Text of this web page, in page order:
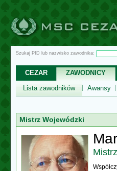
Szukaj PID lub nazwisko zawodnika:
CEZAR ZAWODNICY
Lista zawodników
Awansy
Mistrz Wojewódzki